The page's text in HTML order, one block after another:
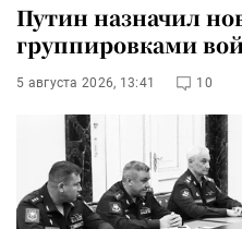
Путин назначил
группировками
5 августа 2026, 13:41 10